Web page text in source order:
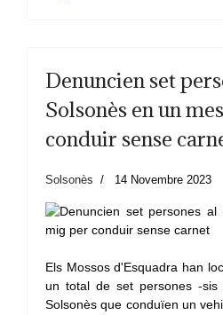
Denuncien set
Solsonès en un
conduir sense
Solsonès 14 Novembre 2023
Els Mossos d'Esquadra han
un total de set persones -
Solsonès que conduïen un